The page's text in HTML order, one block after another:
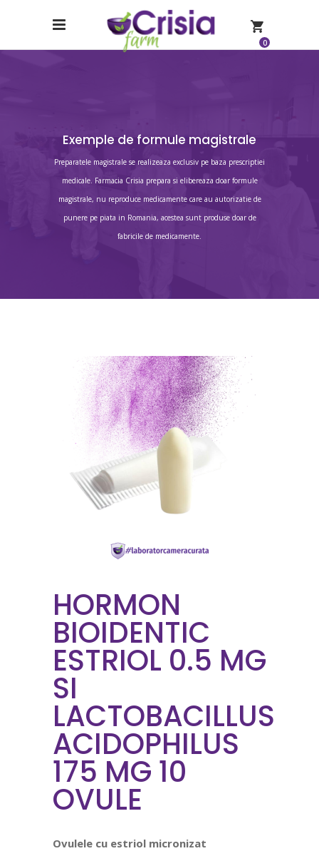
0
Exemple de formule magistrale
Preparatele magistrale se realizeaza exclusiv pe baza prescriptiei
medicale. Farmacia Crisia prepara si elibereaza doar formule
magistrale, nu reproduce medicamente care au autorizatie de
punere pe piata in Romania, acestea sunt produse doar de
fabricile de medicamente.
HORMON
BIOIDENTIC
ESTRIOL 0.5 MG
SI
LACTOBACILLUS
ACIDOPHILUS
175 MG 10
OVULE
Ovulele cu estriol micronizat